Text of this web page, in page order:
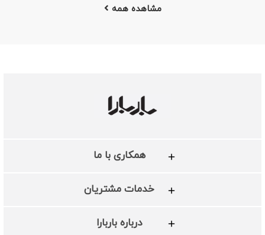
مشاهده همه
همکاری با ما
خدمات مشتریان
درباره باربارا